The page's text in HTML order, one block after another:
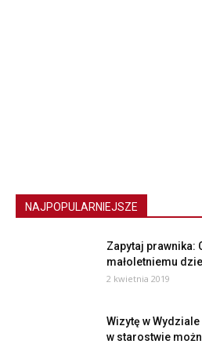
NAJPOPULARNIEJSZE
Zapytaj prawnika:
małoletniemu
2 kwietnia 2019
Wizytę w
w starostwie